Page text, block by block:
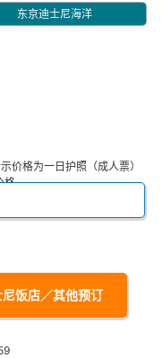
东京迪士尼海洋
价格为一日护照（成人票）
格。
饭店／其他预订